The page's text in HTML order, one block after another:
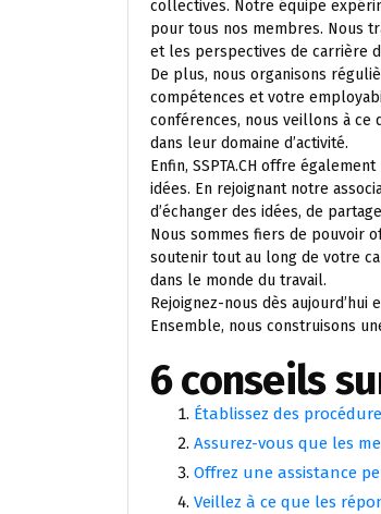
collectives. Notre équipe
pour tous nos membres. Nous
et les perspectives de carrière
De plus, nous organisons
compétences et votre
conférences, nous veillons à ce
dans leur domaine d’activité.
Enfin, SSPTA.CH offre
idées. En rejoignant notre
d’échanger des idées, de
Nous sommes fiers de pouvoir
soutenir tout au long de votre
dans le monde du travail.
Rejoignez-nous dès aujourd’hui
Ensemble, nous construisons
6 conseils
Établissez des
Assurez-vous que les
Offrez une assistance
Veillez à ce que les